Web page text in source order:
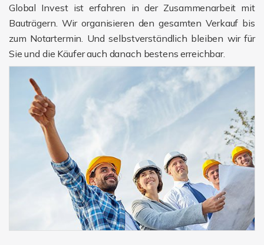
Global Invest ist erfahren in der Zusammenarbeit mit
Bauträgern. Wir organisieren den gesamten Verkauf bis
zum Notartermin. Und selbstverständlich bleiben wir für
Sie und die Käufer auch danach bestens erreichbar.